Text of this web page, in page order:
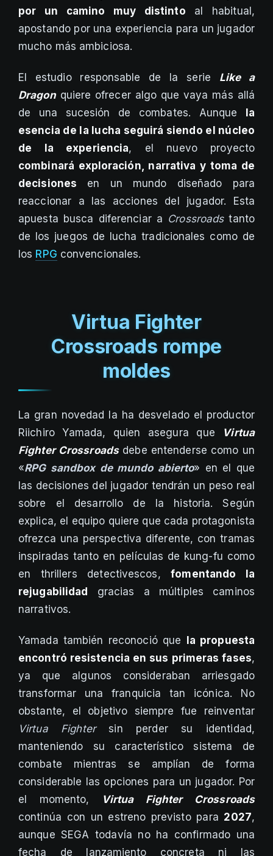
por un camino muy distinto al habitual,
apostando por una experiencia para un jugador
mucho más ambiciosa.
El estudio responsable de la serie Like a
Dragonquiere ofrecer algo que vaya más allá
de una sucesión de combates. Aunque la
esencia de la lucha seguirá siendo el núcleo
de la experiencia, el nuevo proyecto
combinará exploración, narrativa y toma de
decisiones en un mundo diseñado para
reaccionar a las acciones del jugador. Esta
apuesta busca diferenciar a Crossroadstanto
de los juegos de lucha tradicionales como de
los RPG convencionales.
Virtua Fighter
Crossroads rompe
moldes
La gran novedad la ha desvelado el productor
Riichiro Yamada, quien asegura que
Virtua
Fighter Crossroadsdebe entenderse como un
«RPG sandbox de mundo abierto» en el que
las decisiones del jugador tendrán un peso real
sobre el desarrollo de la historia. Según
explica, el equipo quiere que cada protagonista
ofrezca una perspectiva diferente, con tramas
inspiradas tanto en películas de kung-fu como
en thrillers detectivescos,fomentando la
rejugabilidad
gracias a múltiples caminos
narrativos.
Yamada también reconoció que
la propuesta
encontró resistencia en sus primeras fases,
ya que algunos consideraban arriesgado
transformar una franquicia tan icónica. No
obstante, el objetivo siempre fue reinventar
Virtua Fightersin perder su identidad,
manteniendo su característico sistema de
combate mientras se amplían de forma
considerable las opciones para un jugador. Por
el momento,
Virtua Fighter Crossroads
continúa con un estreno previsto para 2027,
aunque SEGA todavía no ha confirmado una
fecha de lanzamiento concreta ni las